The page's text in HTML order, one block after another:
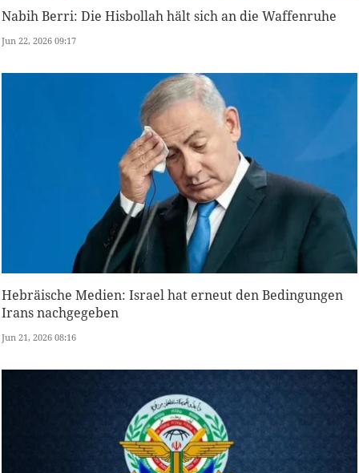
Nabih Berri: Die Hisbollah hält sich an die Waffenruhe
Jun 22, 2026 09:17
Hebräische Medien: Israel hat erneut den Bedingungen
Irans nachgegeben
Jun 21, 2026 08:16